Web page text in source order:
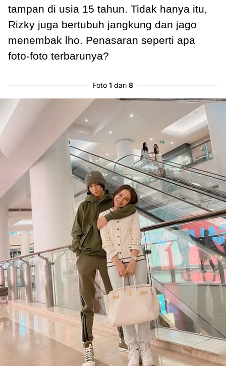
tampan di usia 15 tahun. Tidak hanya itu,
Rizky juga bertubuh jangkung dan jago
menembak lho. Penasaran seperti apa
foto-foto terbarunya?
Foto 1 dari 8